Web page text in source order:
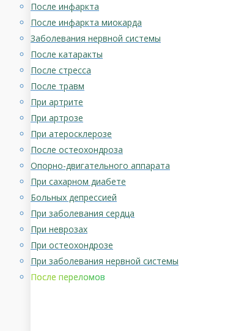
После инфаркта
После инфаркта миокарда
Заболевания нервной системы
После катаракты
После стресса
После травм
При артрите
При артрозе
При атеросклерозе
После остеохондроза
Опорно-двигательного аппарата
При сахарном диабете
Больных депрессией
При заболевания сердца
При неврозах
При остеохондрозе
При заболевания нервной системы
После переломов